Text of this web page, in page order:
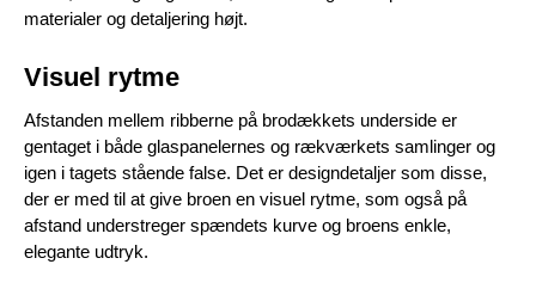
materialer og detaljering højt.
Visuel rytme
Afstanden mellem ribberne på brodækkets underside er
gentaget i både glaspanelernes og rækværkets samlinger og
igen i tagets stående false. Det er designdetaljer som disse,
der er med til at give broen en visuel rytme, som også på
afstand understreger spændets kurve og broens enkle,
elegante udtryk.